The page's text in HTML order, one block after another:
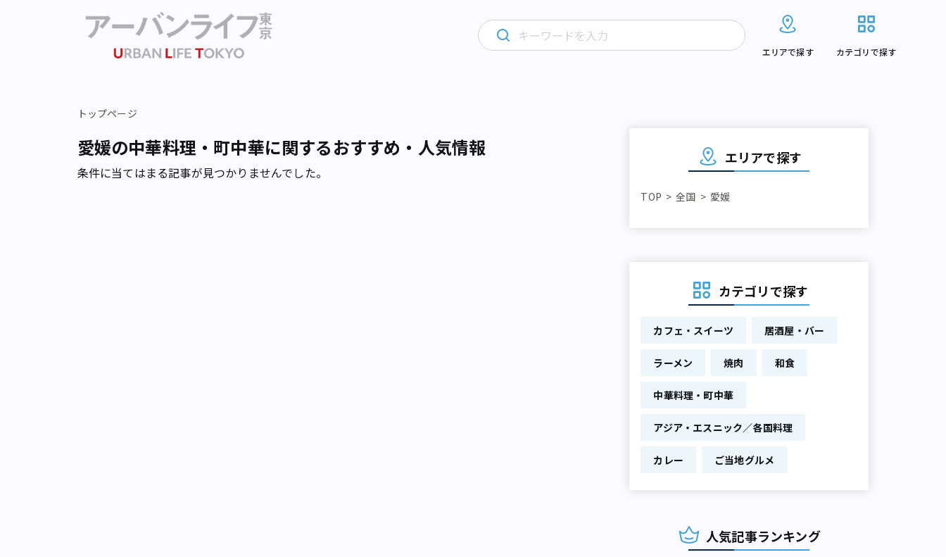
エリアで探す カテゴリで探す
トップページ
愛媛の中華料理・町中華に関するおすすめ・人気情報
条件に当てはまる記事が見つかりませんでした。
エリアで探す
TOP 全国 愛媛
カテゴリで探す
カフェ・スイーツ 居酒屋・バー
ラーメン 焼肉 和食
中華料理・町中華
アジア・エスニック／各国料理
カレー ご当地グルメ
人気記事ランキング